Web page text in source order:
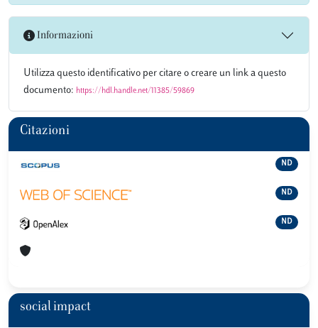
Informazioni
Utilizza questo identificativo per citare o creare un link a questo
documento: https://hdl.handle.net/11385/59869
Citazioni
ND
ND
ND
social impact